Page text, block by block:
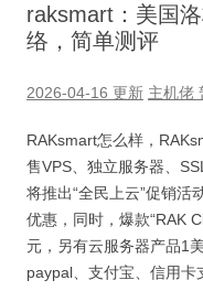
raksmart：美国
络，简单测评
2026-04-16 更新 主机佬
RAKsmart怎么样，
售VPS、独立服务器、
将推出“全民上云”促销活
优惠，同时，爆款“RAK
元，另有云服务器产品1
paypal、支付宝、信用卡